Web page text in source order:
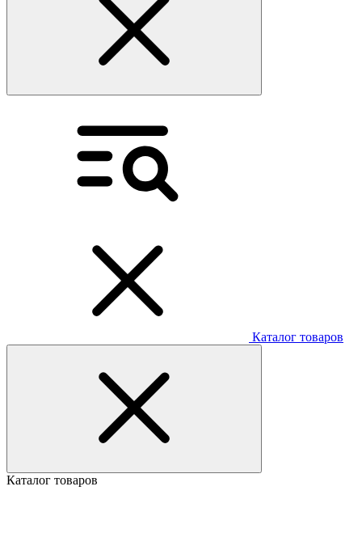
Каталог товаров
Каталог товаров